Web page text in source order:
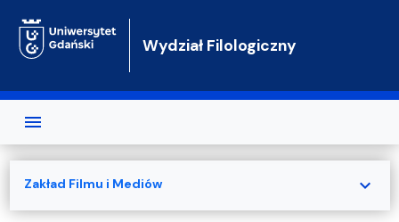
Wydział Filologiczny
Zakład Filmu i Mediów expand_more